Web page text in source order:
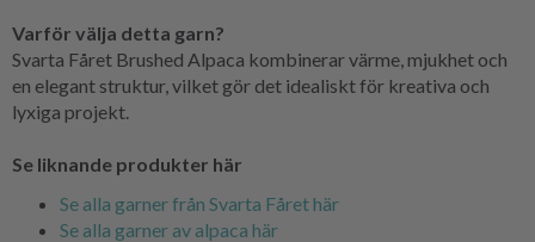
Varför välja detta garn?
Svarta Fåret Brushed Alpaca kombinerar värme, mjukhet och
en elegant struktur, vilket gör det idealiskt för kreativa och
lyxiga projekt.
Se liknande produkter här
Se alla garner från Svarta Fåret här
Se alla garner av alpaca här